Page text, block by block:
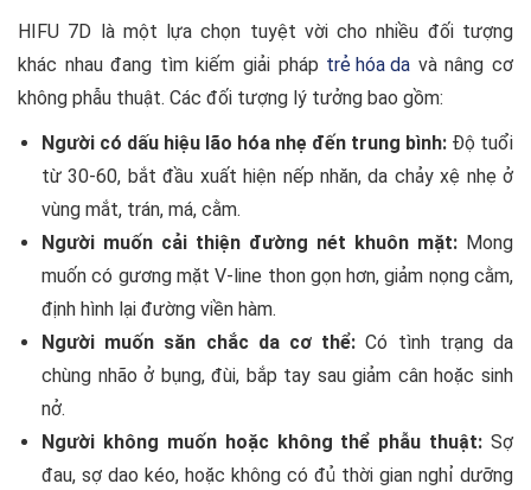
HIFU 7D là một lựa chọn tuyệt vời cho nhiều đối tượng
khác nhau đang tìm kiếm giải pháp trẻ hóa da và nâng cơ
không phẫu thuật. Các đối tượng lý tưởng bao gồm:
Người có dấu hiệu lão hóa nhẹ đến trung bình: Độ tuổi
từ 30-60, bắt đầu xuất hiện nếp nhăn, da chảy xệ nhẹ ở
vùng mắt, trán, má, cằm.
Người muốn cải thiện đường nét khuôn mặt: Mong
muốn có gương mặt V-line thon gọn hơn, giảm nọng cằm,
định hình lại đường viền hàm.
Người muốn săn chắc da cơ thể: Có tình trạng da
chùng nhão ở bụng, đùi, bắp tay sau giảm cân hoặc sinh
nở.
Người không muốn hoặc không thể phẫu thuật: Sợ
đau, sợ dao kéo, hoặc không có đủ thời gian nghỉ dưỡng